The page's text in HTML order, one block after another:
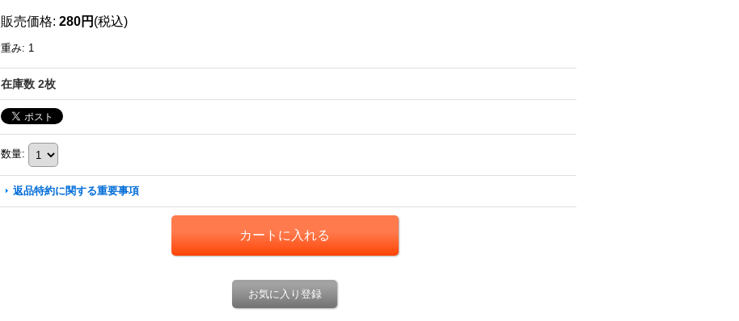
販売価格: 280円 (税込)
重み: 1
在庫数 2枚
数量:
返品特約に関する重要事項
お気に入り登録